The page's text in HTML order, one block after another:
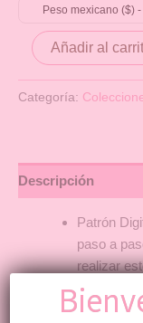
Peso mexicano ($) -
Añadir al
Categoría:
Descripción
Patrón
paso a
realizar
(tejido).
ESTE